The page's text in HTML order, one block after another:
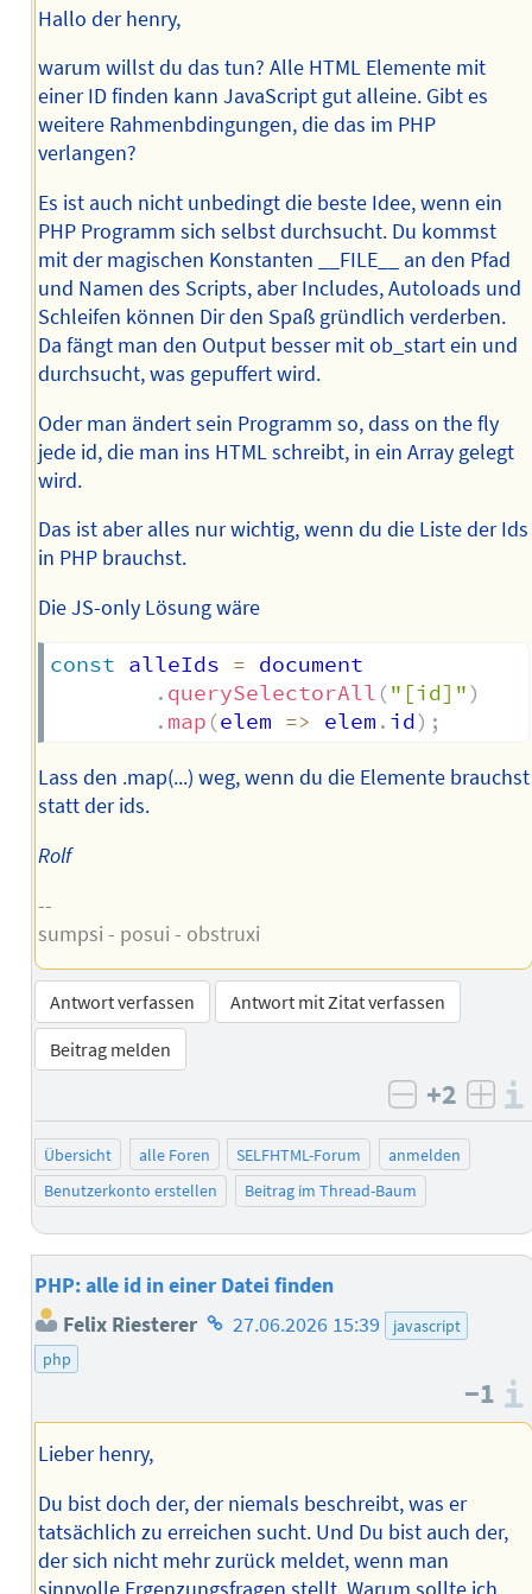
Hallo der henry,
warum willst du das tun? Alle HTML Elemente mit
einer ID finden kann JavaScript gut alleine. Gibt es
weitere Rahmenbdingungen, die das im PHP
verlangen?
Es ist auch nicht unbedingt die beste Idee, wenn ein
PHP Programm sich selbst durchsucht. Du kommst
mit der magischen Konstanten __FILE__ an den Pfad
und Namen des Scripts, aber Includes, Autoloads und
Schleifen können Dir den Spaß gründlich verderben.
Da fängt man den Output besser mit ob_start ein und
durchsucht, was gepuffert wird.
Oder man ändert sein Programm so, dass on the fly
jede id, die man ins HTML schreibt, in ein Array gelegt
wird.
Das ist aber alles nur wichtig, wenn du die Liste der Ids
in PHP brauchst.
Die JS-only Lösung wäre
const alleIds = document
. querySelectorAll ("[id]")
. map (elem => elem . id) ;
Lass den .map(...) weg, wenn du die Elemente brauchst
statt der ids.
Rolf
--
sumpsi - posui - obstruxi
Antwort verfassen
Antwort mit Zitat verfassen
Beitrag melden
negativ
+2
Übersicht alle Foren SELFHTML-Forum
anmelden
Benutzerkonto erstellen
Beitrag im Thread-Baum
PHP: alle id in einer Datei finden
Felix Riesterer Homepage
27.06.2026 15:39
javascript
php
−1
Lieber henry,
Du bist doch der, der niemals beschreibt, was er
tatsächlich zu erreichen sucht. Und Du bist auch der,
der sich nicht mehr zurück meldet, wenn man
sinnvolle Ergenzungsfragen stellt. Warum sollte ich